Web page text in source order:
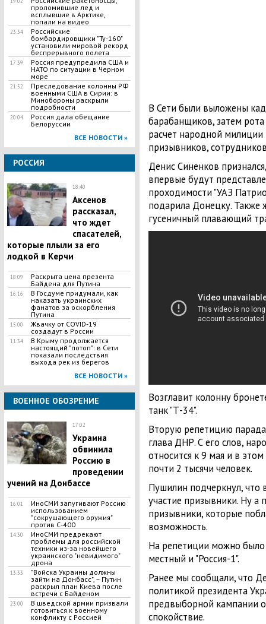
проломившие лед и
всплывшие в Арктике,
попали на видео
23:34
Российские
бомбардировщики "Ту-160"
установили мировой рекорд
беспрерывного полета
17:39
Россия предупредила США и
НАТО по ситуации в Черном
море
21:52
Преследование колонны РФ
военными США в Сирии: в
Минобороны раскрыли
подробности
20:04
Россия дала обещание
Белоруссии
ВСЕ НОВОСТИ »
РОССИЯ
18:40
Аксенов
рассказал,
что ждет
спасателей,
которые плыли за его
лодкой в Керчи
18:09
Раскрыта цена презента
Байдена для Путина
16:16
В Госдуме придумали, как
наказать украинских
фанатов за оскорбления
Путина
15:00
Жвачку от COVID-19
создадут в России
11:34
В Крыму продолжается
настоящий "потоп": в Сети
показали последствия
выхода рек из берегов
ВСЕ НОВОСТИ »
ВОЕННОЕ ОБОЗРЕНИЕ
17:02
Украина
обвинила
Россию в
проведении
учений на Донбассе
16:01
ИноСМИ запугивают Россию
использованием
"сокрушающего оружия"
против С-400
14:30
ИноСМИ предрекают
проблемы для российской
техники из-за новейшего
украинского "невидимого"
дрона
13:33
"Войска Украины должны
зайти на Донбасс", – Путин
раскрыл план Киева после
встречи с Байденом
23:00
В шведской армии призвали
готовиться к военному
конфликту с Россией
В Сети были выложены
барабанщиков, затем
расчет народной
призывников,
Денис Синенков
впервые будут
проходимости "УАЗ
подарила Донецку. Также
гусеничный плавающий
Возглавит колонну
танк "Т-34".
Вторую репетицию
глава ДНР. С его слов,
относится к 9 мая и в
почти 2 тысячи человек.
Пушилин подчеркнул,
участие призывники. Ну а
призывники, которые
возможность.
На репетиции можно было
местный и "Россия-1".
Ранее мы сообщали, что
политикой президента
предвыборной кампании
спокойствие.